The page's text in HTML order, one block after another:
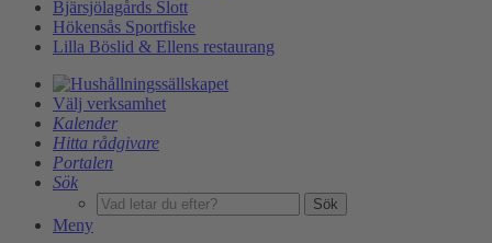
Bjärsjölagårds Slott
Hökensås Sportfiske
Lilla Böslid & Ellens restaurang
Välj verksamhet
Kalender
Hitta rådgivare
Portalen
Sök
Sök
Meny